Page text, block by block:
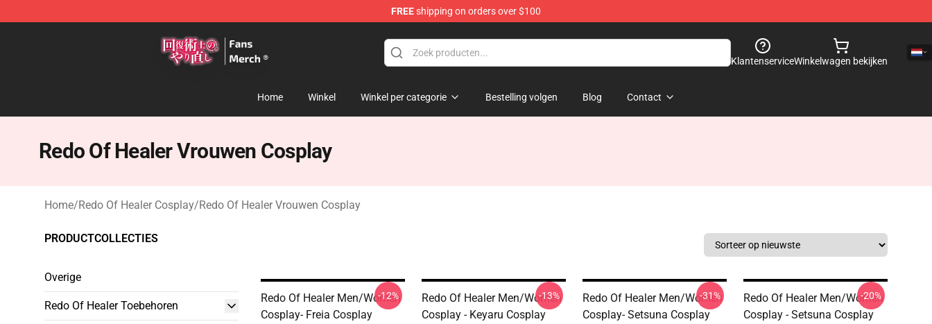
FREEshipping on orders over $100
KlantenserviceWinkelwagen bekijken
Home Winkel Winkel per categorie Bestelling volgen Blog Contact
Redo Of Healer Vrouwen Cosplay
Home/Redo Of Healer Cosplay/Redo Of Healer Vrouwen Cosplay
PRODUCTCOLLECTIES
Overige
Redo Of Healer Toebehoren
Redo Of Healer Men/Women
Cosplay- Freia Cosplay
-12%
Redo Of Healer Men/Women
Cosplay - Keyaru Cosplay
-13%
Redo Of Healer Men/Women
Cosplay- Setsuna Cosplay
-31%
Redo Of Healer Men/Women
Cosplay - Setsuna Cosplay
-20%